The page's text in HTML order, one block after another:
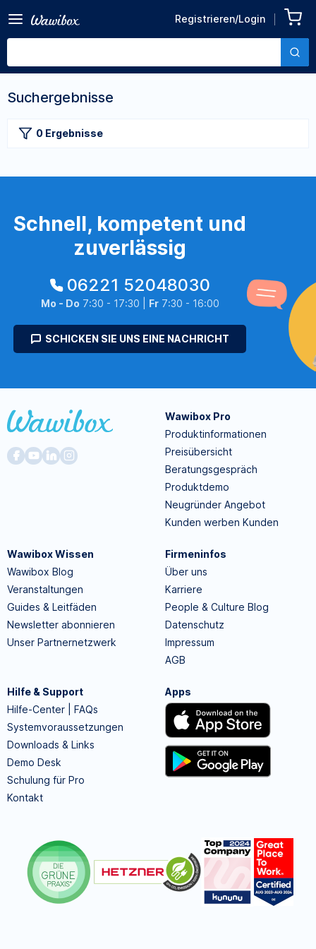
Registrieren/Login
Suchergebnisse
0 Ergebnisse
Schnell, kompetent und
zuverlässig
06221 52048030
Mo - Do 7:30 - 17:30 | Fr7:30 - 16:00
SCHICKEN SIE UNS EINE NACHRICHT
Wawibox Pro
Produktinformationen
Preisübersicht
Beratungsgespräch
Produktdemo
Neugründer Angebot
Kunden werben Kunden
Wawibox Wissen
Wawibox Blog
Veranstaltungen
Guides & Leitfäden
Newsletter abonnieren
Unser Partnernetzwerk
Firmeninfos
Über uns
Karriere
People & Culture Blog
Datenschutz
Impressum
AGB
Hilfe & Support
Hilfe-Center | FAQs
Systemvoraussetzungen
Downloads & Links
Demo Desk
Schulung für Pro
Kontakt
Apps